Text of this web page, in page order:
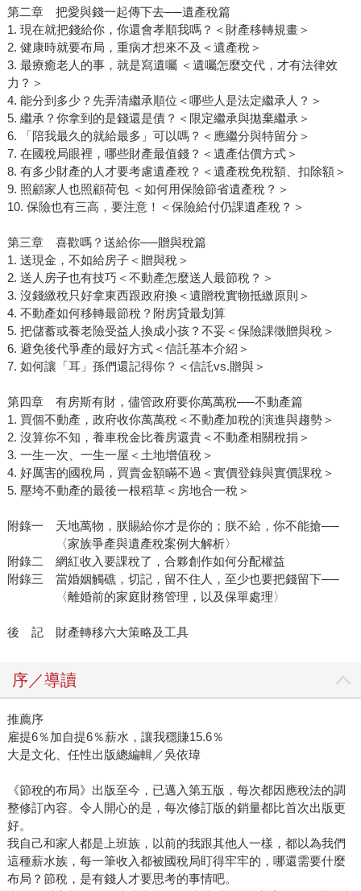
第二章 把愛與錢一起傳下去──遺產稅篇
1. 現在就把錢給你，你還會孝順我嗎？＜財產移轉規畫＞
2. 健康時就要布局，重病才想來不及＜遺產稅＞
3. 最療癒老人的事，就是寫遺囑 ＜遺囑怎麼交代，才有法律效
力？＞
4. 能分到多少？先弄清繼承順位＜哪些人是法定繼承人？＞
5. 繼承？你拿到的是錢還是債？＜限定繼承與拋棄繼承＞
6. 「陪我最久的就給最多」可以嗎？＜應繼分與特留分＞
7. 在國稅局眼裡，哪些財產最值錢？＜遺產估價方式＞
8. 有多少財產的人才要考慮遺產稅？＜遺產稅免稅額、扣除額＞
9. 照顧家人也照顧荷包 ＜如何用保險節省遺產稅？＞
10. 保險也有三高，要注意！＜保險給付仍課遺產稅？＞
第三章 喜歡嗎？送給你──贈與稅篇
1. 送現金，不如給房子＜贈與稅＞
2. 送人房子也有技巧＜不動產怎麼送人最節稅？＞
3. 沒錢繳稅只好拿東西跟政府換＜遺贈稅實物抵繳原則＞
4. 不動產如何移轉最節稅？附房貸最划算
5. 把儲蓄或養老險受益人換成小孩？不妥＜保險課徵贈與稅＞
6. 避免後代爭產的最好方式＜信託基本介紹＞
7. 如何讓「耳」孫們還記得你？＜信託vs.贈與＞
第四章 有房斯有財，儘管政府要你萬萬稅──不動產篇
1. 買個不動產，政府收你萬萬稅＜不動產加稅的演進與趨勢＞
2. 沒算你不知，養車稅金比養房還貴＜不動產相關稅捐＞
3. 一生一次、一生一屋＜土地增值稅＞
4. 好厲害的國稅局，買賣金額瞞不過＜實價登錄與實價課稅＞
5. 壓垮不動產的最後一根稻草＜房地合一稅＞
附錄一 天地萬物，朕賜給你才是你的；朕不給，你不能搶──
〈家族爭產與遺產稅案例大解析〉
附錄二 網紅收入要課稅了，合夥創作如何分配權益
附錄三 當婚姻觸礁，切記，留不住人，至少也要把錢留下──
〈離婚前的家庭財務管理，以及保單處理〉
後 記 財產轉移六大策略及工具
序／導讀
推薦序
雇提6％加自提6％薪水，讓我穩賺15.6％
大是文化、任性出版總編輯／吳依瑋
《節稅的布局》出版至今，已邁入第五版，每次都因應稅法的調
整修訂內容。令人開心的是，每次修訂版的銷量都比首次出版更
好。
我自己和家人都是上班族，以前的我跟其他人一樣，都以為我們
這種薪水族，每一筆收入都被國稅局盯得牢牢的，哪還需要什麼
布局？節稅，是有錢人才要思考的事情吧。